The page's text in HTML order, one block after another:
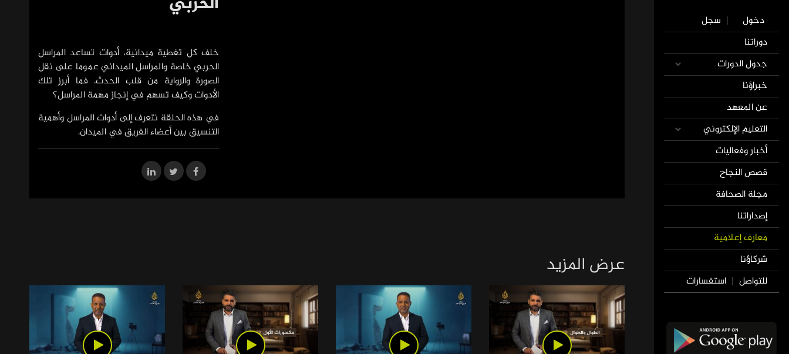
User
account
menu
دخول | سجل
Main
navigation
دوراتنا
جدول الدورات
خبراؤنا
عن المعهد
التعليم الإلكتروني
أخبار وفعاليات
قصص النجاح
مجلة الصحافة
إصداراتنا
معارف إعلامية
شركاؤنا
للتواصل | استفسارات
خلف كل تغطية ميدانية، أدوات تساعد المراسل
الحربي خاصة والمراسل الميداني عموما على نقل
الصورة والرواية من قلب الحدث. فما أبرز تلك
الأدوات وكيف تسهم في إنجاز مهمة المراسل؟
في هذه الحلقة نتعرف إلى أدوات المراسل وأهمية
التنسيق بين أعضاء الفريق في الميدان.
عرض المزيد